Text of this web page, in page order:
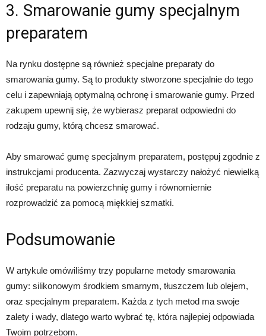
3. Smarowanie gumy specjalnym
preparatem
Na rynku dostępne są również specjalne preparaty do
smarowania gumy. Są to produkty stworzone specjalnie do tego
celu i zapewniają optymalną ochronę i smarowanie gumy. Przed
zakupem upewnij się, że wybierasz preparat odpowiedni do
rodzaju gumy, którą chcesz smarować.
Aby smarować gumę specjalnym preparatem, postępuj zgodnie z
instrukcjami producenta. Zazwyczaj wystarczy nałożyć niewielką
ilość preparatu na powierzchnię gumy i równomiernie
rozprowadzić za pomocą miękkiej szmatki.
Podsumowanie
W artykule omówiliśmy trzy popularne metody smarowania
gumy: silikonowym środkiem smarnym, tłuszczem lub olejem,
oraz specjalnym preparatem. Każda z tych metod ma swoje
zalety i wady, dlatego warto wybrać tę, która najlepiej odpowiada
Twoim potrzebom.